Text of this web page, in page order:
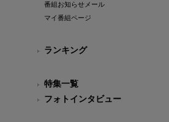
番組お知らせメール
マイ番組ページ
ランキング
特集一覧
フォトインタビュー